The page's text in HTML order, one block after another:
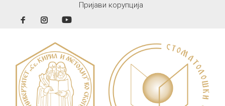
Пријави корупција
FacebookInstagram